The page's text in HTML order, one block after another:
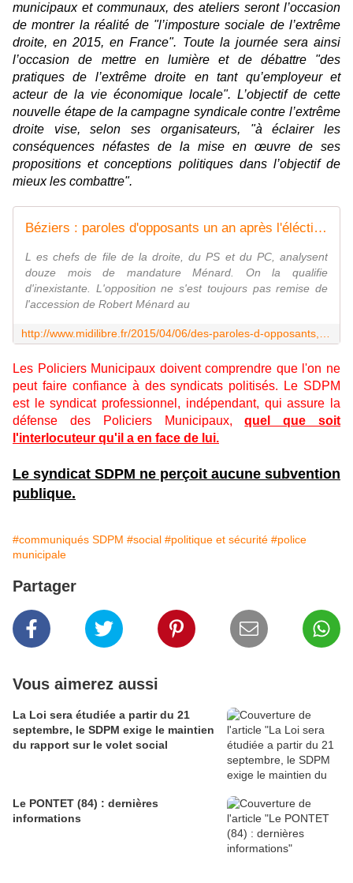
municipaux et communaux, des ateliers seront l’occasion
de montrer la réalité de "l’imposture sociale de l’extrême
droite, en 2015, en France". Toute la journée sera ainsi
l’occasion de mettre en lumière et de débattre "des
pratiques de l’extrême droite en tant qu’employeur et
acteur de la vie économique locale". L’objectif de cette
nouvelle étape de la campagne syndicale contre l’extrême
droite vise, selon ses organisateurs, "à éclairer les
conséquences néfastes de la mise en œuvre de ses
propositions et conceptions politiques dans l’objectif de
mieux les combattre".
Béziers : paroles d'opposants un an après l'éléction de Ménard
L es chefs de file de la droite, du PS et du PC, analysent
douze mois de mandature Ménard. On la qualifie
d'inexistante. L'opposition ne s'est toujours pas remise de
l'accession de Robert Ménard au
Les Policiers Municipaux doivent comprendre que l'on ne
peut faire confiance à des syndicats politisés. Le SDPM
est le syndicat professionnel, indépendant, qui assure la
défense des Policiers Municipaux,quel que soit
l'interlocuteur qu'il a en face de lui.
Le syndicat SDPM ne perçoit aucune subvention
publique.
#communiqués SDPM #social #politique et sécurité #police
municipale
Partager
Vous aimerez aussi
La Loi sera étudiée a partir du 21
septembre, le SDPM exige le maintien
du rapport sur le volet social
Le PONTET (84) : dernières
informations